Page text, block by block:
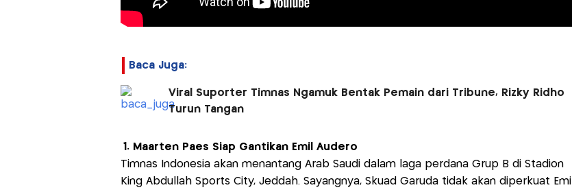
Baca Juga:
Viral Suporter Timnas Ngamuk Bentak Pemain dari Tribune, Rizky Ridho
Turun Tangan
1. Maarten Paes Siap Gantikan Emil Audero
Timnas Indonesia akan menantang Arab Saudi dalam laga perdana Grup B di Stadion
King Abdullah Sports City, Jeddah. Sayangnya, Skuad Garuda tidak akan diperkuat Emil